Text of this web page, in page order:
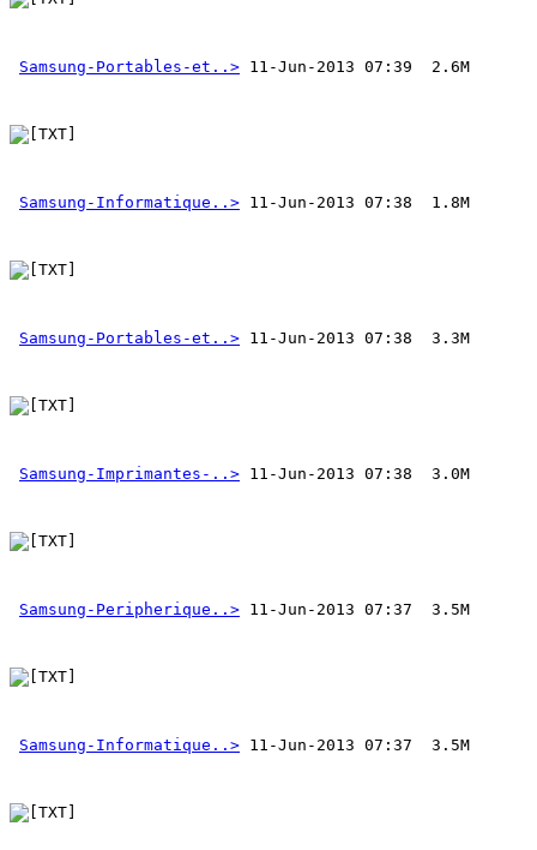
Samsung-Portables-et..>
Samsung-Informatique..>
Samsung-Portables-et..>
Samsung-Imprimantes-..>
Samsung-Peripherique..>
Samsung-Informatique..>